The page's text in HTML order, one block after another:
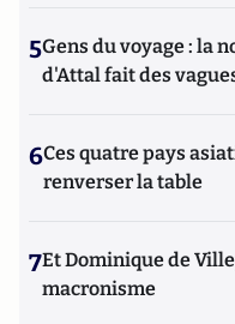
5Gens du voyage : la
d'Attal fait des
6Ces quatre pays
renverser la table
7Et Dominique de
macronisme